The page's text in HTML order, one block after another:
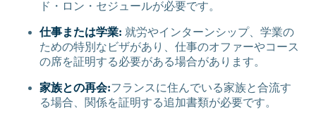
ド・ロン・セジュールが必要です。
仕事または学業: 就労やインターンシップ、学業の
ための特別なビザがあり、仕事のオファーやコース
の席を証明する必要がある場合があります。
家族との再会:フランスに住んでいる家族と合流す
る場合、関係を証明する追加書類が必要です。